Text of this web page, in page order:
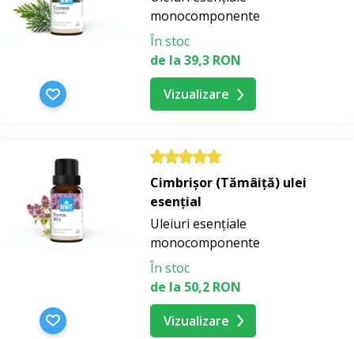
monocomponente
În stoc
de la 39,3 RON
Vizualizare
Cimbrișor (Tămâiță) ulei
esențial
Uleiuri esențiale
monocomponente
În stoc
de la 50,2 RON
Vizualizare